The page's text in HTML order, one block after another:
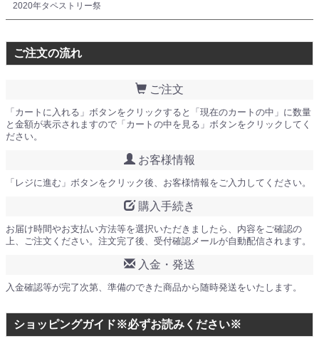
2020年タペストリー祭
ご注文の流れ
ご注文
「カートに入れる」ボタンをクリックすると「現在のカートの中」に数量
と金額が表示されますので「カートの中を見る」ボタンをクリックしてく
ださい。
お客様情報
「レジに進む」ボタンをクリック後、お客様情報をご入力してください。
購入手続き
お届け時間やお支払い方法等を選択いただきましたら、内容をご確認の
上、ご注文ください。注文完了後、受付確認メールが自動配信されます。
入金・発送
入金確認等が完了次第、準備のできた商品から随時発送をいたします。
ショッピングガイド※必ずお読みください※